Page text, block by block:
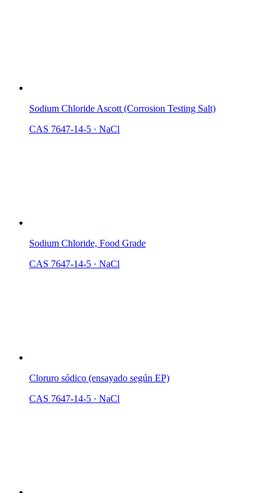
Sodium Chloride Ascott (Corrosion Testing Salt)
CAS 7647-14-5 · NaCl
Sodium Chloride, Food Grade
CAS 7647-14-5 · NaCl
Cloruro sódico (ensayado según EP)
CAS 7647-14-5 · NaCl